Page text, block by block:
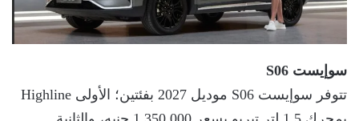
سوإيست S06
تتوفر سوإيست S06 موديل 2027 بفئتين؛ الأولى Highline